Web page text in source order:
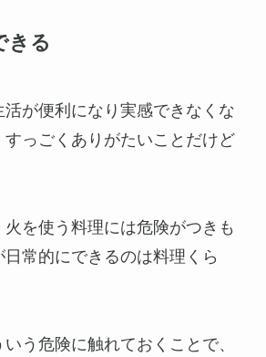
きる
が便利になり実感できなくな
すっごくありがたいことだけど
を使う料理には危険がつきも
常的にできるのは料理くら
う危険に触れておくことで、